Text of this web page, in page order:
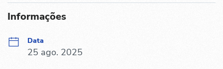
Informações
Data
25 ago. 2025